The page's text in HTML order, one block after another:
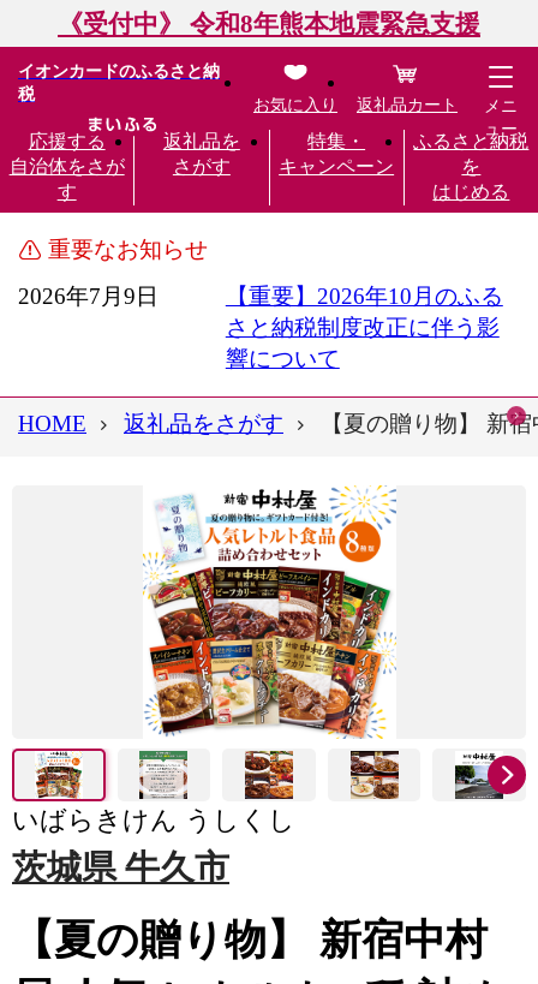
《受付中》 令和8年熊本地震緊急支援
イオンカードのふるさと納
税
応援する
自治体をさが
す
返礼品を
さがす
特集・
キャンペーン
ふるさと納税
を
はじめる
お気に入り 返礼品カート
メニ
ュー
重要なお知らせ
2026年7月9日
【重要】2026年10月のふる
さと納税制度改正に伴う影
響について
HOME 返礼品をさがす 【夏の贈り物】 新
いばらきけん うしくし
茨城県 牛久市
【夏の贈り物】 新宿中村